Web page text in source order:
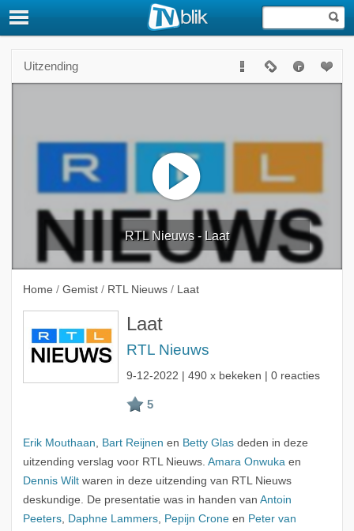
Uitzending
RTL Nieuws - Laat
Home / Gemist / RTL Nieuws / Laat
Laat
RTL Nieuws
9-12-2022 | 490 x bekeken | 0 reacties
Erik Mouthaan, Bart Reijnen en Betty Glasdeden in deze
uitzending verslag voor RTL Nieuws. Amara Onwukaen
Dennis Wiltwaren in deze uitzending van RTL Nieuws
deskundige. De presentatie was in handen van Antoin
Peeters, Daphne Lammers, Pepijn Croneen Peter van